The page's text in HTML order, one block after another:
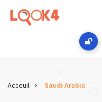
Acceuil Saudi Arabia